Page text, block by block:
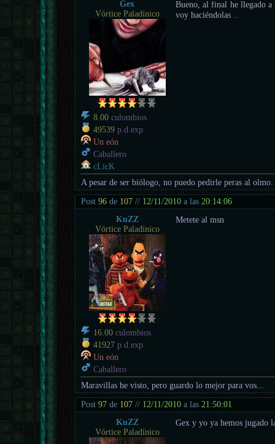
Gex
Vórtice Paladínico
8.00 culombios
49539 p.d.exp.
Un eón
Caballero
cLicK
Bueno, al final he llegado
voy haciéndolas ..
A pesar de ser biólogo, no puedo pedirle peras al olmo.
Post96 de 107 // 12/11/2010 a las20:14:06
KuZZ
Vórtice Paladínico
16.00 culombios
41927 p.d.exp.
Un eón
Caballero
Metete al msn
Maravillas he visto, pero guardo lo mejor para vos...
Post97 de 107 // 12/11/2010 a las 21:50:01
KuZZ
Vórtice Paladínico
Gex y yo ya hemos jugado